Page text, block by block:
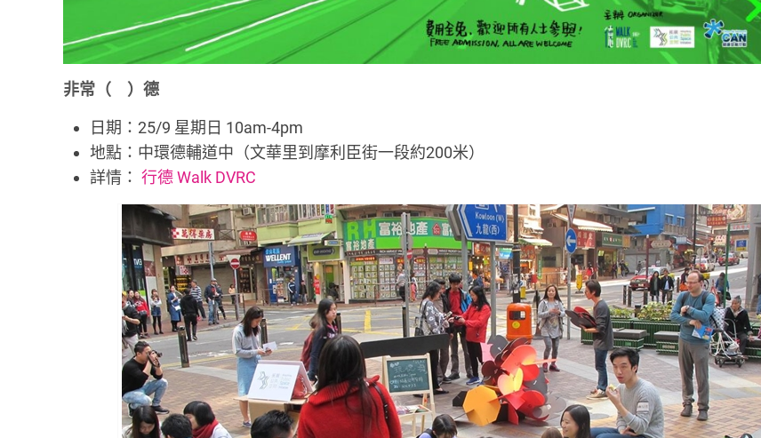
非常（ ）德
日期：25/9 星期日 10am-4pm
地點：中環德輔道中（文華里到摩利臣街一段約200米）
詳情：行德 Walk DVRC